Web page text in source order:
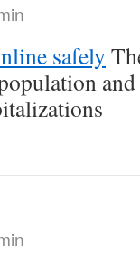
safely